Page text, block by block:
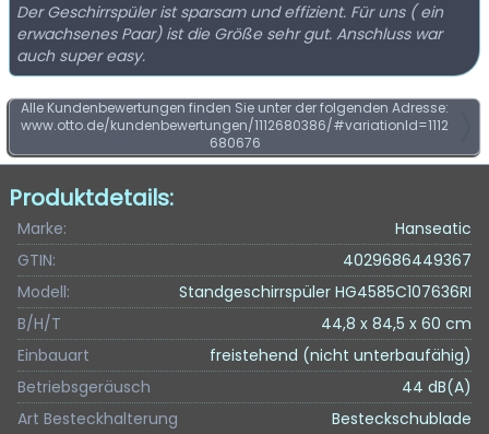
Der Geschirrspüler ist sparsam und effizient. Für uns ( ein
erwachsenes Paar) ist die Größe sehr gut. Anschluss war
auch super easy.
Alle Kundenbewertungen finden Sie unter der folgenden Adresse:
www.otto.de/kundenbewertungen/1112680386/#variationId=1112
680676
Produktdetails:
Marke:
Hanseatic
GTIN:
4029686449367
Modell:
Standgeschirrspüler HG4585C107636RI
B/H/T
44,8 x 84,5 x 60 cm
Einbauart
freistehend (nicht unterbaufähig)
Betriebsgeräusch
44 dB(A)
Art Besteckhalterung
Besteckschublade